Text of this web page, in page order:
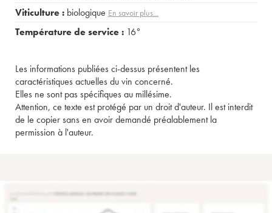
Viticulture : biologique En savoir plus...
Température de service : 16°
Les informations publiées ci-dessus présentent les
caractéristiques actuelles du vin concerné.
Elles ne sont pas spécifiques au millésime.
Attention, ce texte est protégé par un droit d'auteur. Il est interdit
de le copier sans en avoir demandé préalablement la
permission à l'auteur.